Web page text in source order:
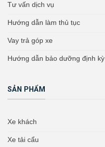
Tư vấn dịch vụ
Hướng dẫn làm thủ tục
Vay trả góp xe
Hướng dẫn bảo dưỡng định kỳ
SẢN PHẨM
Xe khách
Xe tải cẩu